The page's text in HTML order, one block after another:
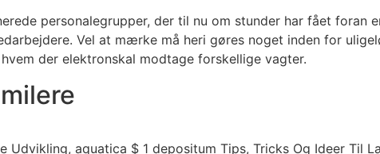
personalegrupper, der til nu om stunder har fået foran
Vel at mærke må heri gøres noget inden for
der elektronskal modtage forskellige vagter.